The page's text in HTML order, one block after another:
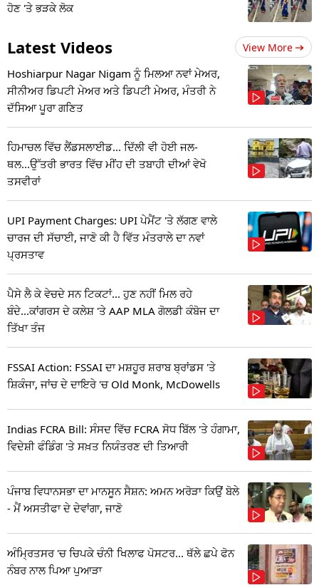
ਹੋਣ 'ਤੇ ਭੜਕੇ ਲੋਕ
Latest Videos View More
Hoshiarpur Nagar Nigam ਨੂੰ ਮਿਲਆ ਨਵਾਂ ਮੇਅਰ,
ਸੀਨੀਅਰ ਡਿਪਟੀ ਮੇਅਰ ਅਤੇ ਡਿਪਟੀ ਮੇਅਰ, ਮੰਤਰੀ ਨੇ
ਦੱਸਿਆ ਪੂਰਾ ਗਣਿਤ
ਹਿਮਾਚਲ ਵਿੱਚ ਲੈਂਡਸਲਾਈਡ... ਦਿੱਲੀ ਵੀ ਹੋਈ ਜਲ-
ਥਲ...ਉੱਤਰੀ ਭਾਰਤ ਵਿੱਚ ਮੀਂਹ ਦੀ ਤਬਾਹੀ ਦੀਆਂ ਵੇਖੋ
ਤਸਵੀਰਾਂ
UPI Payment Charges: UPI ਪੇਮੈਂਟ 'ਤੇ ਲੱਗਣ ਵਾਲੇ
ਚਾਰਜ ਦੀ ਸੱਚਾਈ, ਜਾਣੋ ਕੀ ਹੈ ਵਿੱਤ ਮੰਤਰਾਲੇ ਦਾ ਨਵਾਂ
ਪ੍ਰਸਤਾਵ
ਪੈਸੇ ਲੈ ਕੇ ਵੇਚਦੇ ਸਨ ਟਿਕਟਾਂ... ਹੁਣ ਨਹੀਂ ਮਿਲ ਰਹੇ
ਬੰਦੇ...ਕਾਂਗਰਸ ਦੇ ਕਲੇਸ਼ 'ਤੇ AAP MLA ਗੋਲਡੀ ਕੰਬੋਜ ਦਾ
ਤਿੱਖਾ ਤੰਜ
FSSAI Action: FSSAI ਦਾ ਮਸ਼ਹੂਰ ਸ਼ਰਾਬ ਬ੍ਰਾਂਡਸ 'ਤੇ
ਸ਼ਿਕੰਜਾ, ਜਾਂਚ ਦੇ ਦਾਇਰੇ 'ਚ Old Monk, McDowells
Indias FCRA Bill: ਸੰਸਦ ਵਿੱਚ FCRA ਸੋਧ ਬਿੱਲ 'ਤੇ ਹੰਗਾਮਾ,
ਵਿਦੇਸ਼ੀ ਫੰਡਿੰਗ 'ਤੇ ਸਖ਼ਤ ਨਿਯੰਤਰਣ ਦੀ ਤਿਆਰੀ
ਪੰਜਾਬ ਵਿਧਾਨਸਭਾ ਦਾ ਮਾਨਸੂਨ ਸੈਸ਼ਨ: ਅਮਨ ਅਰੋੜਾ ਕਿਉਂ ਬੋਲੇ
- ਮੈਂ ਅਸਤੀਫਾ ਦੇ ਦੇਵਾਂਗਾ, ਜਾਣੋ
ਅੰਮ੍ਰਿਤਸਰ 'ਚ ਚਿਪਕੇ ਚੰਨੀ ਖਿਲਾਫ ਪੋਸਟਰ... ਥੱਲੇ ਛਪੇ ਫੋਨ
ਨੰਬਰ ਨਾਲ ਪਿਆ ਪੁਆੜਾ